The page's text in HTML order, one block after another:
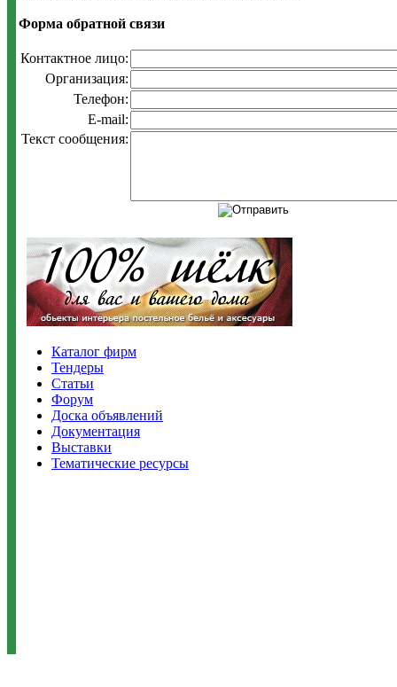
Форма обратной связи
Контактное лицо:
Организация:
Телефон:
E-mail:
Текст сообщения:
Каталог фирм
Тендеры
Статьи
Форум
Доска объявлений
Документация
Выставки
Тематические ресурсы